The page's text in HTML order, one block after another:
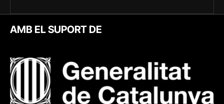
AMB EL SUPORT DE